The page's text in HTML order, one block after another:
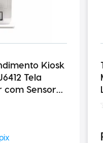
Kiosk
com Sensor